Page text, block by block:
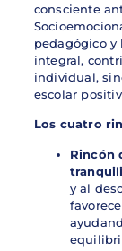
consciente
pedagógico y
integral,
individual,
escolar
Los cuatro
Rincón
y al